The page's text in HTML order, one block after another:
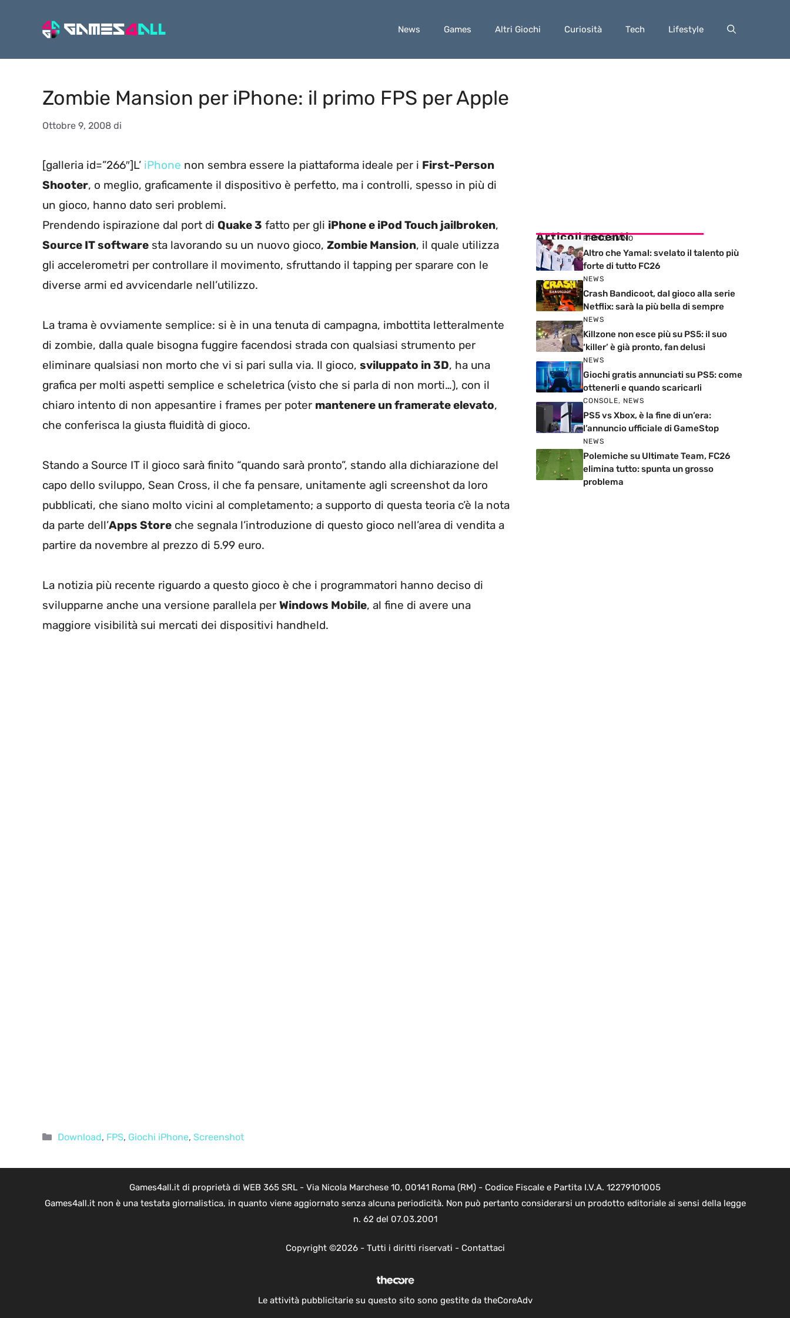
News Games Altri Giochi Curiosità Tech Lifestyle
Zombie Mansion per iPhone: il primo FPS per Apple
Ottobre 9, 2008 di
[galleria id=”266″]L’ iPhone non sembra essere la piattaforma ideale per i First-Person
Shooter, o meglio, graficamente il dispositivo è perfetto, ma i controlli, spesso in più di
un gioco, hanno dato seri problemi.
Prendendo ispirazione dal port di Quake 3 fatto per gli iPhone e iPod Touch jailbroken,
Source IT software sta lavorando su un nuovo gioco, Zombie Mansion, il quale utilizza
gli accelerometri per controllare il movimento, sfruttando il tapping per sparare con le
diverse armi ed avvicendarle nell’utilizzo.
La trama è ovviamente semplice: si è in una tenuta di campagna, imbottita letteralmente
di zombie, dalla quale bisogna fuggire facendosi strada con qualsiasi strumento per
eliminare qualsiasi non morto che vi si pari sulla via. Il gioco, sviluppato in 3D, ha una
grafica per molti aspetti semplice e scheletrica (visto che si parla di non morti…), con il
chiaro intento di non appesantire i frames per poter mantenere un framerate elevato,
che conferisca la giusta fluidità di gioco.
Stando a Source IT il gioco sarà finito “quando sarà pronto”, stando alla dichiarazione del
capo dello sviluppo, Sean Cross, il che fa pensare, unitamente agli screenshot da loro
pubblicati, che siano molto vicini al completamento; a supporto di questa teoria c’è la nota
da parte dell’Apps Store che segnala l’introduzione di questo gioco nell’area di vendita a
partire da novembre al prezzo di 5.99 euro.
La notizia più recente riguardo a questo gioco è che i programmatori hanno deciso di
svilupparne anche una versione parallela per Windows Mobile, al fine di avere una
maggiore visibilità sui mercati dei dispositivi handheld.
Categorie
Download, FPS, Giochi iPhone, Screenshot
Articoli recenti
PRIMO PIANO
Altro che Yamal: svelato il talento più
forte di tutto FC26
NEWS
Crash Bandicoot, dal gioco alla serie
Netflix: sarà la più bella di sempre
NEWS
Killzone non esce più su PS5: il suo
‘killer’ è già pronto, fan delusi
NEWS
Giochi gratis annunciati su PS5: come
ottenerli e quando scaricarli
CONSOLE, NEWS
PS5 vs Xbox, è la fine di un’era:
l’annuncio ufficiale di GameStop
NEWS
Polemiche su Ultimate Team, FC26
elimina tutto: spunta un grosso
problema
Games4all.it di proprietà di WEB 365 SRL - Via Nicola Marchese 10, 00141 Roma (RM) - Codice Fiscale e Partita I.V.A. 12279101005
Games4all.it non è una testata giornalistica, in quanto viene aggiornato senza alcuna periodicità. Non può pertanto considerarsi un prodotto editoriale ai sensi della legge
n. 62 del 07.03.2001
Copyright ©2026 - Tutti i diritti riservati - Contattaci
Le attività pubblicitarie su questo sito sono gestite da theCoreAdv